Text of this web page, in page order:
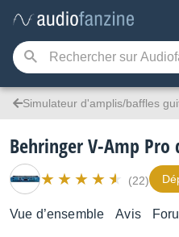
Simulateur d'amplis/baffles
Behringer V-Amp Pro
(22)
Vue d’ensemble Avis